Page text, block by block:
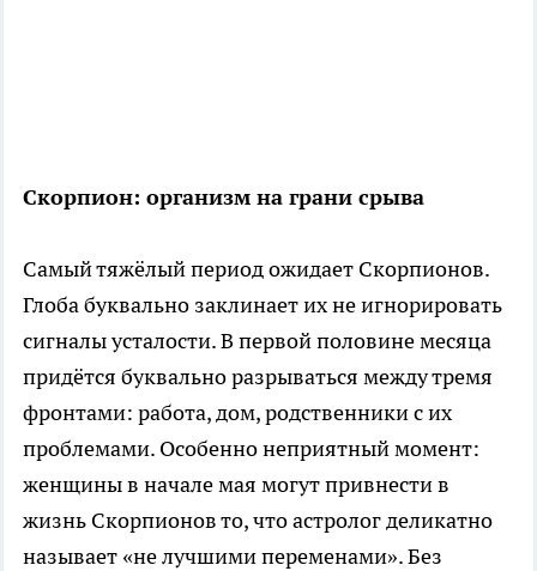
Скорпион: организм на грани срыва
Самый тяжёлый период ожидает Скорпионов.
Глоба буквально заклинает их не игнорировать
сигналы усталости. В первой половине месяца
придётся буквально разрываться между тремя
фронтами: работа, дом, родственники с их
проблемами. Особенно неприятный момент:
женщины в начале мая могут привнести в
жизнь Скорпионов то, что астролог деликатно
называет «не лучшими переменами». Без